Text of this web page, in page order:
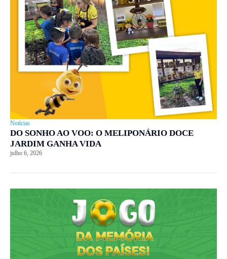
Notícias
DO SONHO AO VOO: O MELIPONÁRIO DOCE
JARDIM GANHA VIDA
julho 6, 2026